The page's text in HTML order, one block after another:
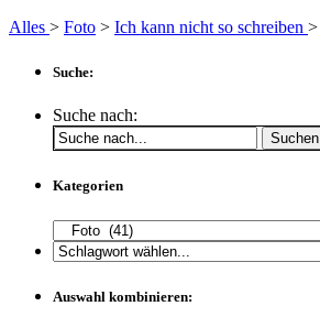
Alles > Foto > Ich kann nicht so schreiben >
Suche:
Suche nach:
Suchen
Kategorien
Auswahl kombinieren: